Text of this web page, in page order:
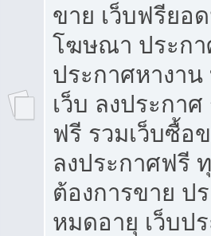
ขาย เว็บฟรียอ
โฆษณา ประกา
ประกาศหางา
เว็บ ลงประกา
ฟรี รวมเว็บซื้อ
ลงประกาศฟรี
ต้องการขาย ป
หมดอายุ เว็บป